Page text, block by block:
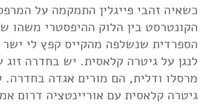
כשאיה זהבי פייגלין התמקמה על
הקונטרסט בין הלוק ההיפסטרי משהו
הספרדית שנשלפה מהקייס קפץ לי ישר
לנגן על גיטרה קלאסית. יש בחדרה
מרסלו ודלית, הם מורים אגדה
גיטרה קלאסית עם אוריינטציה דרום